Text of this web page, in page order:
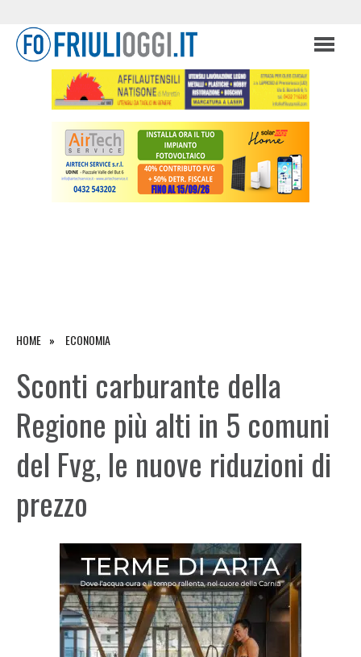
HOME ECONOMIA
Sconti carburante della
Regione più alti in 5 comuni
del Fvg, le nuove riduzioni di
prezzo